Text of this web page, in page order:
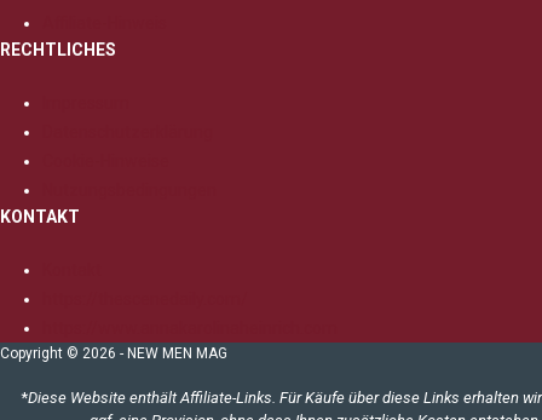
RECHTLICHES
KONTAKT
Copyright © 2026 - NEW MEN MAG
*Diese Website enthält Affiliate-Links. Für Käufe über diese Links erhalten wir